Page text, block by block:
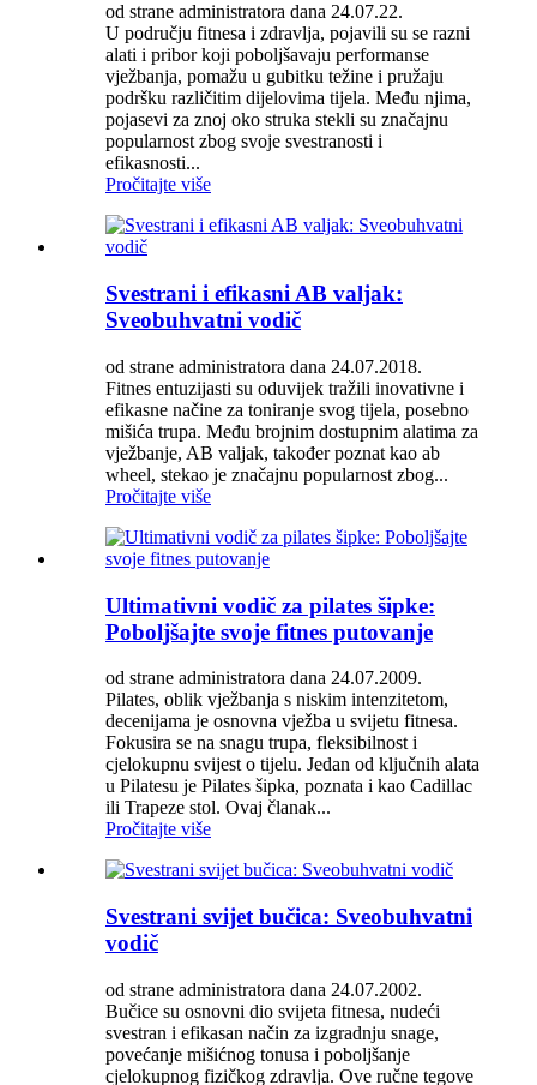
od strane administratora dana 24.07.22.
U području fitnesa i zdravlja, pojavili su se razni
alati i pribor koji poboljšavaju performanse
vježbanja, pomažu u gubitku težine i pružaju
podršku različitim dijelovima tijela. Među njima,
pojasevi za znoj oko struka stekli su značajnu
popularnost zbog svoje svestranosti i
efikasnosti...
Pročitajte više
Svestrani i efikasni AB valjak:
Sveobuhvatni vodič
od strane administratora dana 24.07.2018.
Fitnes entuzijasti su oduvijek tražili inovativne i
efikasne načine za toniranje svog tijela, posebno
mišića trupa. Među brojnim dostupnim alatima za
vježbanje, AB valjak, također poznat kao ab
wheel, stekao je značajnu popularnost zbog...
Pročitajte više
Ultimativni vodič za pilates šipke:
Poboljšajte svoje fitnes putovanje
od strane administratora dana 24.07.2009.
Pilates, oblik vježbanja s niskim intenzitetom,
decenijama je osnovna vježba u svijetu fitnesa.
Fokusira se na snagu trupa, fleksibilnost i
cjelokupnu svijest o tijelu. Jedan od ključnih alata
u Pilatesu je Pilates šipka, poznata i kao Cadillac
ili Trapeze stol. Ovaj članak...
Pročitajte više
Svestrani svijet bučica: Sveobuhvatni
vodič
od strane administratora dana 24.07.2002.
Bučice su osnovni dio svijeta fitnesa, nudeći
svestran i efikasan način za izgradnju snage,
povećanje mišićnog tonusa i poboljšanje
cjelokupnog fizičkog zdravlja. Ove ručne tegove